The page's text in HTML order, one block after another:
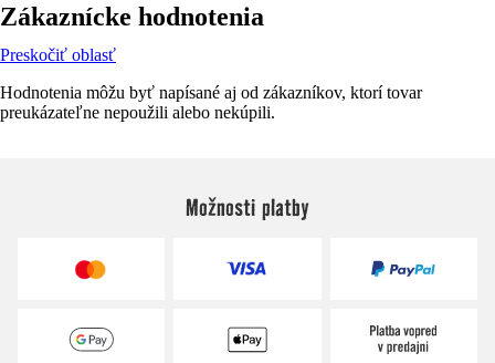
Zákaznícke hodnotenia
Preskočiť oblasť
Hodnotenia môžu byť napísané aj od zákazníkov, ktorí tovar
preukázateľne nepoužili alebo nekúpili.
Možnosti platby